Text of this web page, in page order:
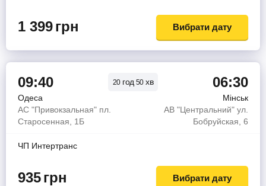
1 399грн Вибрати дату
09:40 20 год 50 хв 06:30
Одеса
Мінськ
АС "Привокзальная" пл.
Старосенная, 1Б
АВ "Центральний" ул.
Бобруйская, 6
ЧП Интертранс
935грн Вибрати дату